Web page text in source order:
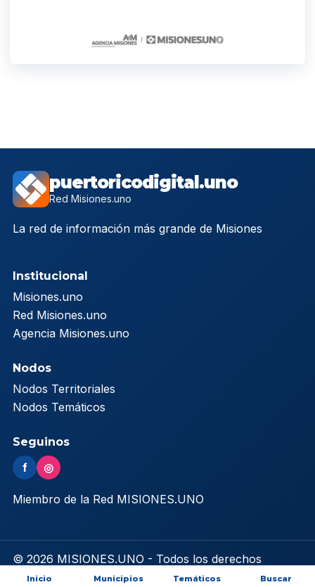
puertoricodigital.uno
Red Misiones.uno
La red de información más grande de Misiones
Institucional
Misiones.uno
Red Misiones.uno
Agencia Misiones.uno
Nodos
Nodos Territoriales
Nodos Temáticos
Seguinos
f ◎
Miembro de la Red MISIONES.UNO
© 2026 MISIONES.UNO - Todos los derechos
reservados
Inicio Municipios Temáticos Buscar